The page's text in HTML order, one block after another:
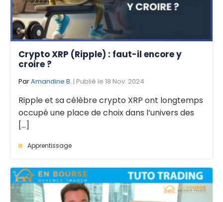
Crypto XRP (Ripple) : faut-il encore y
croire ?
ParAmandine B. | Publié le 18 Nov. 2024
Ripple et sa célèbre crypto XRP ont longtemps
occupé une place de choix dans l’univers des
[...]
Apprentissage